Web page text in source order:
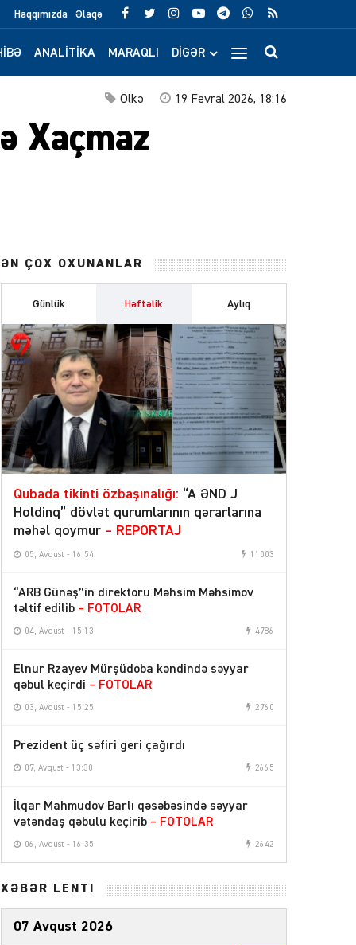
Haqqımızda Əlaqə
ANALITIKA MARAQLI DIGƏR
19 Fevral 2026, 18:16
Ölkə
Xaçmaz
ƏN ÇOX OXUNANLAR
Günlük Həftəlik Aylıq
Qubada tikinti özbaşınalığı: “A ƏND J
Holdinq” dövlət qurumlarının qərarlarına
məhəl qoymur – REPORTAJ
05, Avqust - 16:54 11003
“ARB Günəş”in direktoru Məhsim Məhsimov
təltif edilib – FOTOLAR
04, Avqust - 15:13 4786
Elnur Rzayev Mürşüdoba kəndində səyyar
qəbul keçirdi – FOTOLAR
03, Avqust - 15:25 2760
Prezident üç səfiri geri çağırdı
07, Avqust - 13:30 2665
İlqar Mahmudov Barlı qəsəbəsində səyyar
vətəndaş qəbulu keçirib – FOTOLAR
06, Avqust - 16:35 2642
XƏBƏR LENTİ
07 Avqust 2026